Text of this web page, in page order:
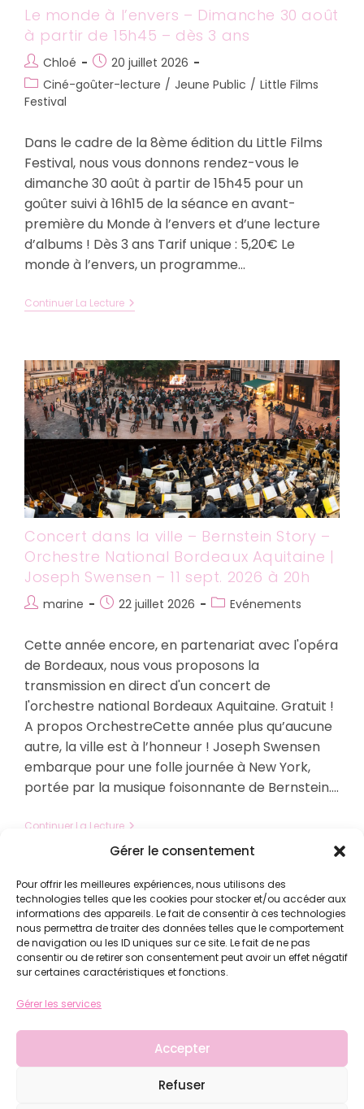
Gérer le consentement
Pour offrir les meilleures expériences, nous utilisons des
technologies telles que les cookies pour stocker et/ou accéder aux
informations des appareils. Le fait de consentir à ces technologies
nous permettra de traiter des données telles que le comportement
de navigation ou les ID uniques sur ce site. Le fait de ne pas
consentir ou de retirer son consentement peut avoir un effet négatif
sur certaines caractéristiques et fonctions.
Gérer les services
Accepter
Refuser
Le monde à l’envers – Dimanche 30 août
à partir de 15h45 – dès 3 ans
Auteur/autrice
de
la
Chloé
Publication
publiée :
20 juillet 2026
Post
category:
Ciné-goûter-lecture / Jeune Public / Little Films
Festival
Dans le cadre de la 8ème édition du Little Films
Festival, nous vous donnons rendez-vous le
dimanche 30 août à partir de 15h45 pour un
goûter suivi à 16h15 de la séance en avant-
première du Monde à l’envers et d’une lecture
d’albums ! Dès 3 ans Tarif unique : 5,20€ Le
monde à l’envers, un programme…
Continuer La LectureLe
Monde
Dimanche
30
Août
À
Partir
De
15h45
–
Dès
3
Ans
Concert dans la ville – Bernstein Story –
Orchestre National Bordeaux Aquitaine |
Joseph Swensen – 11 sept. 2026 à 20h
Auteur/autrice
publication :
marine
Publication
22 juillet 2026
PostEvénements
Cette année encore, en partenariat avec l'opéra
de Bordeaux, nous vous proposons la
transmission en direct d'un concert de
l'orchestre national Bordeaux Aquitaine. Gratuit !
A propos OrchestreCette année plus qu’aucune
autre, la ville est à l’honneur ! Joseph Swensen
embarque pour une folle journée à New York,
portée par la musique foisonnante de Bernstein.…
Continuer La LectureConcert
La
Bernstein
Story
–
Orchestre
National
Bordeaux
Aquitaine
11
Politique de confidentialité|Politique de